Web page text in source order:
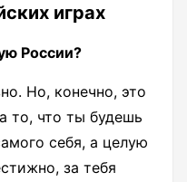
играх
России?
Но, конечно, это
то, что ты будешь
себя, а целую
за тебя